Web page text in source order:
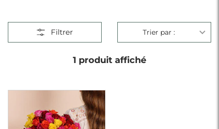
Filtrer Trier par :
1 produit affiché